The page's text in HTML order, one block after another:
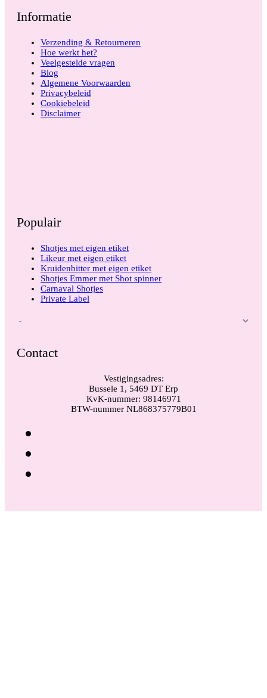
Informatie
Verzending & Retourneren
Hoe werkt het?
Veelgestelde vragen
Blog
Algemene Voorwaarden
Privacybeleid
Cookiebeleid
Disclaimer
Populair
Shotjes met eigen etiket
Likeur met eigen etiket
Kruidenbitter met eigen etiket
Shotjes Emmer met Shot spinner
Carnaval Shotjes
Private Label
Contact
Vestigingsadres:
Bussele 1, 5469 DT Erp
KvK-nummer: 98146971
BTW-nummer NL868375779B01